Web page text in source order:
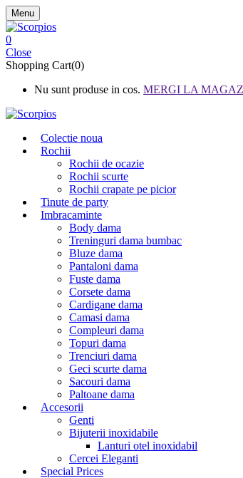
Menu
0
Close
Shopping Cart(0)
Nu sunt produse in cos. MERGI LA
Colectie noua
Rochii
Rochii de ocazie
Rochii scurte
Rochii crapate pe picior
Tinute de party
Imbracaminte
Body dama
Treninguri dama bumbac
Bluze dama
Pantaloni dama
Fuste dama
Corsete dama
Cardigane dama
Camasi dama
Compleuri dama
Topuri dama
Trenciuri dama
Geci scurte dama
Sacouri dama
Paltoane dama
Accesorii
Genti
Bijuterii inoxidabile
Lanturi otel inoxidabil
Cercei Eleganti
Special Prices